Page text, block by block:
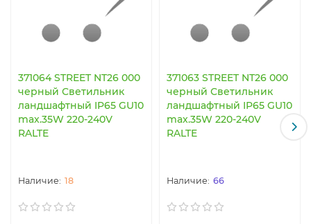
371064 STREET NT26 000
черный Светильник
ландшафтный IP65 GU10
max.35W 220-240V
RALTE
18
371063 STREET NT26 000
черный Светильник
ландшафтный IP65 GU10
max.35W 220-240V
RALTE
66